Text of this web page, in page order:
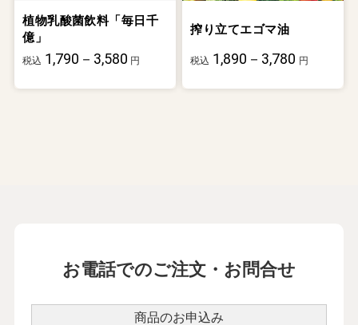
植物乳酸菌飲料「毎日千
億」
税込 1,790－3,580 円
搾り立てエゴマ油
税込 1,890－3,780 円
お電話でのご注文・お問合せ
商品のお申込み